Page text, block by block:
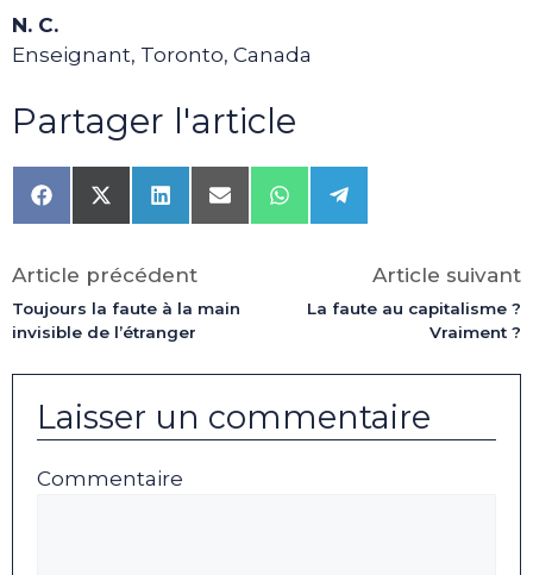
N. C.
Enseignant, Toronto, Canada
Partager l'article
Share
on
Share
on
(Twitter)
Share
on
Share
on
Share
on
Share
on
Article précédent
Toujours la faute à la main
invisible de l’étranger
Article suivant
La faute au capitalisme ?
Vraiment ?
Laisser un commentaire
Commentaire